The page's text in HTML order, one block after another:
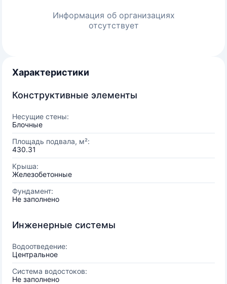
Информация об организациях
отсутствует
Характеристики
Конструктивные элементы
Несущие стены:
Блочные
Площадь подвала, м²:
430.31
Крыша:
Железобетонные
Фундамент:
Не заполнено
Инженерные системы
Водоотведение:
Центральное
Система водостоков:
Не заполнено